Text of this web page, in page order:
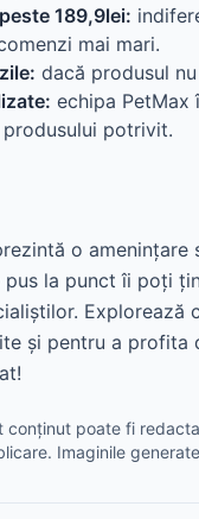
189,9lei:
mai mari.
dacă produsul
echipa
potrivit.
o amenințare
la punct îi poți
și pentru a profita
conținut poate fi
Imaginile